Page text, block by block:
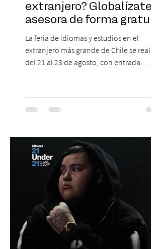
extranjero? Globalízate te
asesora de forma gratuita
La feria de idiomas y estudios en el
extranjero más grande de Chile se realizará
del 21 al 23 de agosto, con entrada
escenario en que los idiomas mantienen
un papel relevante para acceder a
desenvolverse en contextos
internacionales, los resultados más
recientes muestran que Chile todavía
enfrenta importantes desafíos en su
aprendizaje. Según el estudio global EF